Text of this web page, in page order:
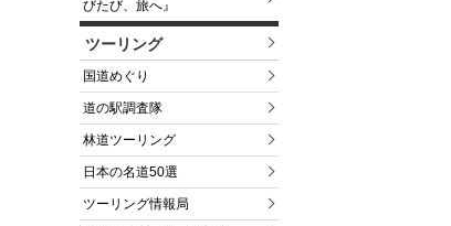
びたび、旅へ』
ツーリング
国道めぐり
道の駅調査隊
林道ツーリング
日本の名道50選
ツーリング情報局